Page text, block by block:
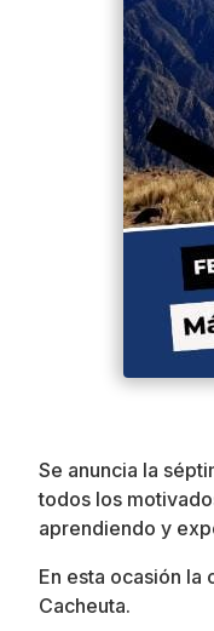
Se anuncia la
todos los
aprendiendo y
En esta ocasión la
Cacheuta.